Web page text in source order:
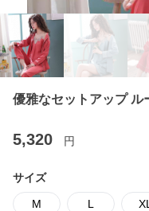
優雅なセットアップ ル
5,320 円
サイズ
M L XL